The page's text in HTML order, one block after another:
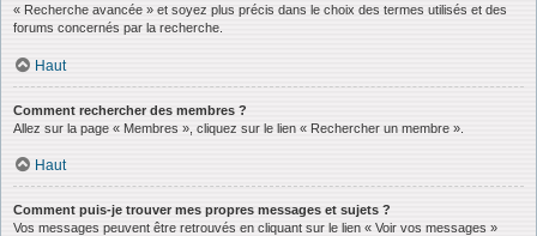
« Recherche avancée » et soyez plus précis dans le choix des termes utilisés et des
forums concernés par la recherche.
Haut
Comment rechercher des membres ?
Allez sur la page « Membres », cliquez sur le lien « Rechercher un membre ».
Haut
Comment puis-je trouver mes propres messages et sujets ?
Vos messages peuvent être retrouvés en cliquant sur le lien « Voir vos messages »